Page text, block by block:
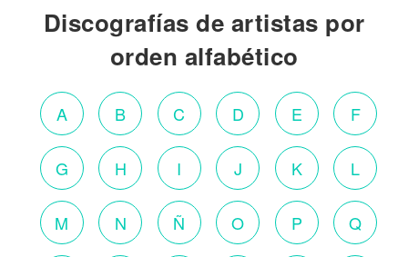
Discografías de artistas por
orden alfabético
A B C D E F
G H I J K L
M N Ñ O P Q